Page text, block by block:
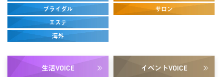
ブライダル
エステ
海外
サロン
生活VOICE イベントVOICE